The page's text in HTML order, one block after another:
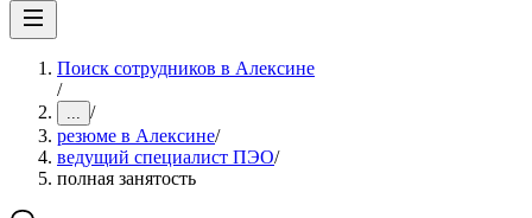
Поиск сотрудников в Алексине
/
... /
резюме в Алексине/
ведущий специалист ПЭО/
полная занятость